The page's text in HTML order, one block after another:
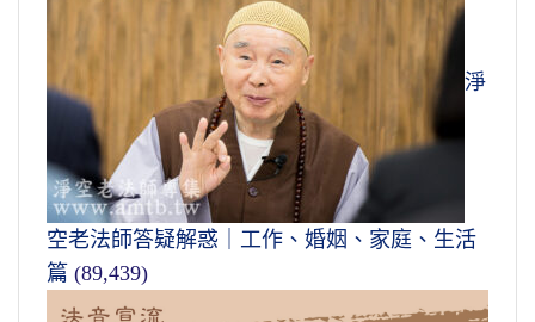
淨
空老法師答疑解惑｜工作、婚姻、家庭、生活
篇 (89,439)